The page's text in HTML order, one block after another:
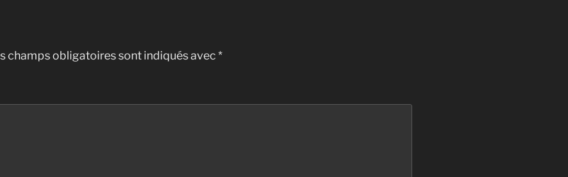
champs obligatoires sont indiqués avec *